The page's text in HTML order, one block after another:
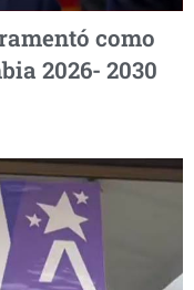
como
2026- 2030